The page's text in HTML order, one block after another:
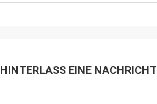
HINTERLASS EINE NACHRICHT